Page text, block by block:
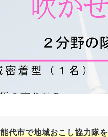
能代市で地域おこし協力隊